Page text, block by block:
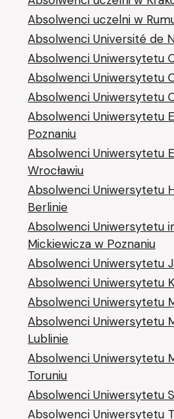
Absolwenci uczelni w
Absolwenci Université de
Absolwenci Uniwersytetu
Absolwenci Uniwersytetu
Absolwenci Uniwersytetu
Absolwenci Uniwersytetu
Poznaniu
Absolwenci Uniwersytetu
Wrocławiu
Absolwenci Uniwersytetu
Berlinie
Absolwenci Uniwersytetu
Mickiewicza w Poznaniu
Absolwenci Uniwersytetu
Absolwenci Uniwersytetu
Absolwenci Uniwersytetu
Absolwenci Uniwersytetu
Lublinie
Absolwenci Uniwersytetu
Toruniu
Absolwenci Uniwersytetu
Absolwenci Uniwersytetu